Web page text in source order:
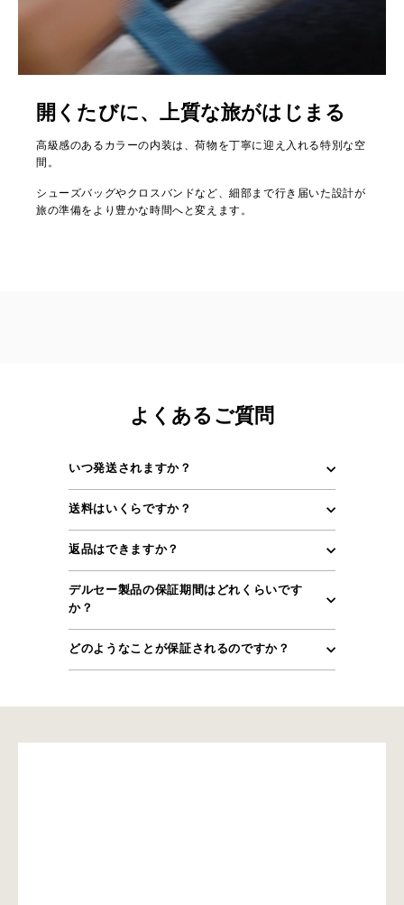
開くたびに、上質な旅がはじまる
高級感のあるカラーの内装は、荷物を丁寧に迎え入れる特別な空
間。
シューズバッグやクロスバンドなど、細部まで行き届いた設計が
旅の準備をより豊かな時間へと変えます。
よくあるご質問
いつ発送されますか？
送料はいくらですか？
返品はできますか？
デルセー製品の保証期間はどれくらいです
か？
どのようなことが保証されるのですか？